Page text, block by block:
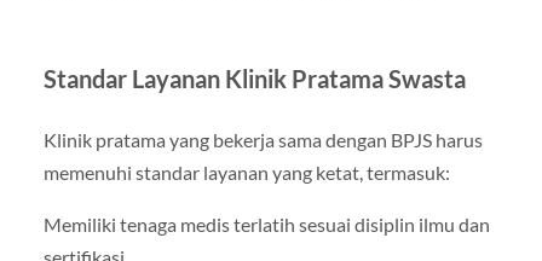
Standar Layanan Klinik Pratama Swasta
Klinik pratama yang bekerja sama dengan BPJS harus
memenuhi standar layanan yang ketat, termasuk:
Memiliki tenaga medis terlatih sesuai disiplin ilmu dan